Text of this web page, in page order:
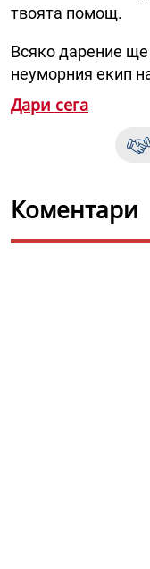
твоята помощ.
Всяко дарение
неуморния екип
Дари сега
Коментари